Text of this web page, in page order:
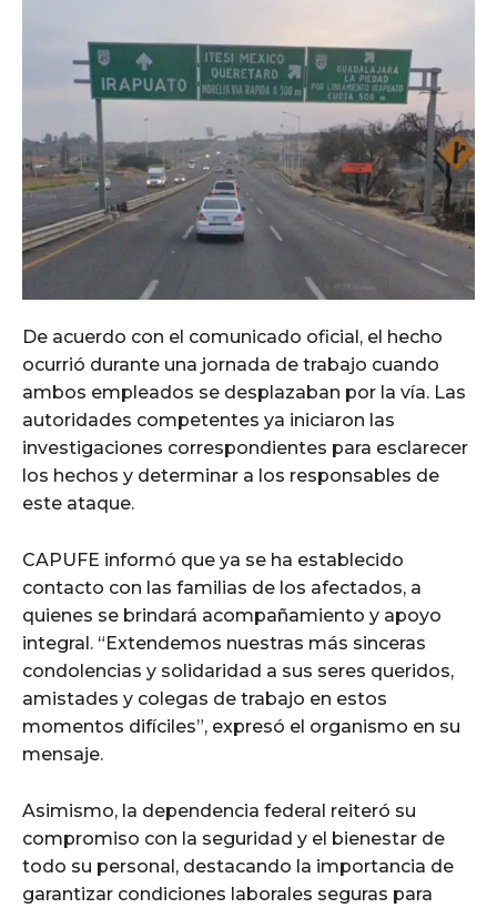
De acuerdo con el comunicado oficial, el hecho
ocurrió durante una jornada de trabajo cuando
ambos empleados se desplazaban por la vía. Las
autoridades competentes ya iniciaron las
investigaciones correspondientes para esclarecer
los hechos y determinar a los responsables de
este ataque.
CAPUFE informó que ya se ha establecido
contacto con las familias de los afectados, a
quienes se brindará acompañamiento y apoyo
integral. “Extendemos nuestras más sinceras
condolencias y solidaridad a sus seres queridos,
amistades y colegas de trabajo en estos
momentos difíciles”, expresó el organismo en su
mensaje.
Asimismo, la dependencia federal reiteró su
compromiso con la seguridad y el bienestar de
todo su personal, destacando la importancia de
garantizar condiciones laborales seguras para